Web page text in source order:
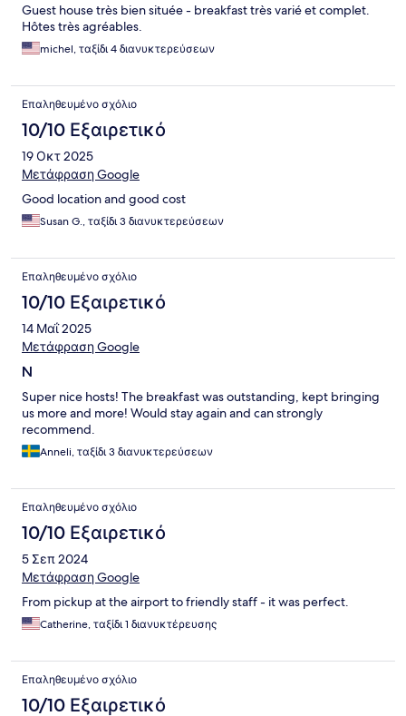
Guest house très bien située - breakfast très varié et complet.
Hôtes très agréables.
michel, ταξίδι 4 διανυκτερεύσεων
Επαληθευμένο σχόλιο
10/10 Εξαιρετικό
19 Οκτ 2025
Μετάφραση Google
Good location and good cost
Susan G., ταξίδι 3 διανυκτερεύσεων
Επαληθευμένο σχόλιο
10/10 Εξαιρετικό
14 Μαΐ 2025
Μετάφραση Google
N
Super nice hosts! The breakfast was outstanding, kept bringing
us more and more! Would stay again and can strongly
recommend.
Anneli, ταξίδι 3 διανυκτερεύσεων
Επαληθευμένο σχόλιο
10/10 Εξαιρετικό
5 Σεπ 2024
Μετάφραση Google
From pickup at the airport to friendly staff - it was perfect.
Catherine, ταξίδι 1 διανυκτέρευσης
Επαληθευμένο σχόλιο
10/10 Εξαιρετικό